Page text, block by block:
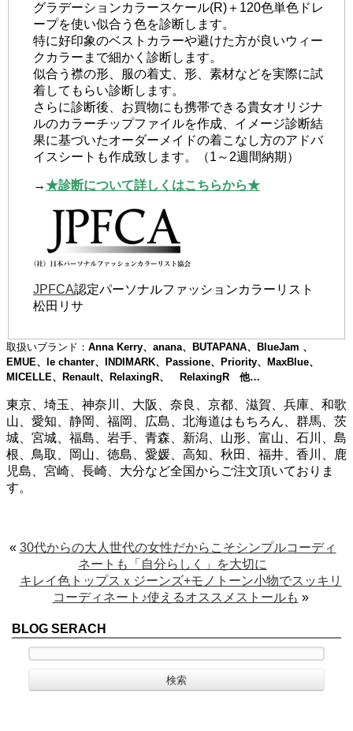
グラデーションカラースケール(R)＋120色単色ドレ
ープを使い似合う色を診断します。
特に好印象のベストカラーや避けた方が良いウィー
クカラーまで細かく診断します。
似合う襟の形、服の着丈、形、素材などを実際に試
着してもらい診断します。
さらに診断後、お買物にも携帯できる貴女オリジナ
ルのカラーチップファイルを作成、イメージ診断結
果に基づいたオーダーメイドの着こなし方のアドバ
イスシートも作成致します。（1～2週間納期）
→★診断について詳しくはこちらから★
JPFCA認定パーソナルファッションカラーリスト
松田リサ
取扱いブランド： Anna Kerry、anana、BUTAPANA、BlueJam 、
EMUE、le chanter、INDIMARK、Passione、Priority、MaxBlue、
MICELLE、Renault、RelaxingR、 RelaxingR 他…
東京、埼玉、神奈川、大阪、奈良、京都、滋賀、兵庫、和歌
山、愛知、静岡、福岡、広島、北海道はもちろん、群馬、茨
城、宮城、福島、岩手、青森、新潟、山形、富山、石川、島
根、鳥取、岡山、徳島、愛媛、高知、秋田、福井、香川、鹿
児島、宮崎、長崎、大分など全国からご注文頂いておりま
す。
« 30代からの大人世代の女性だからこそシンプルコーディ
ネートも「自分らしく」を大切に
キレイ色トップスｘジーンズ+モノトーン小物でスッキリ
コーディネート♪使えるオススメストールも »
BLOG SERACH